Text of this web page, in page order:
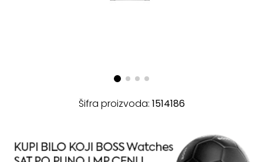
Šifra proizvoda: 1514186